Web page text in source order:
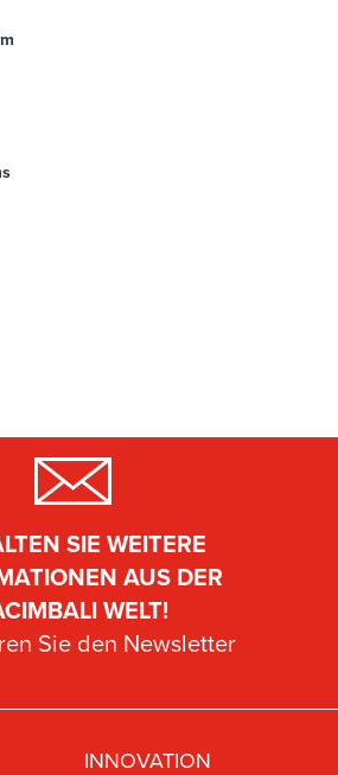
SIE WEITERE
AUS DER
WELT!
Sie den Newsletter
INNOVATION